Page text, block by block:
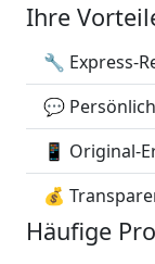
Ihre
🔧 Express-
💬
📱 Original-
💰
Häufige